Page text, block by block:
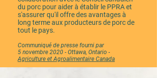
du porc pour aider à établir le PPRA et
s'assurer qu'il offre des avantages à
long terme aux producteurs de porc de
tout le pays.
Communiqué de presse fourni par
5 novembre 2020 - Ottawa, Ontario -
Agriculture et Agroalimentaire Canada